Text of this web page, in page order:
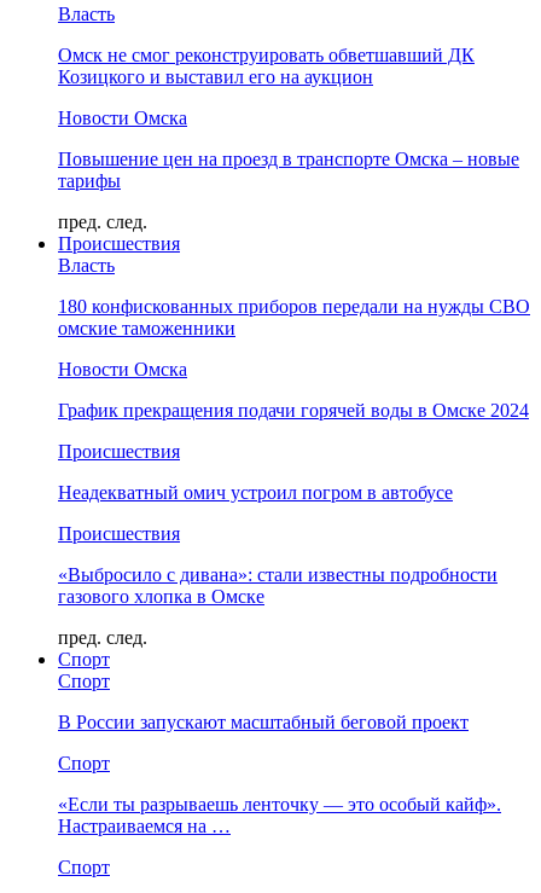
Власть
Омск не смог реконструировать обветшавший ДК
Козицкого и выставил его на аукцион
Новости Омска
Повышение цен на проезд в транспорте Омска – новые
тарифы
пред. след.
Происшествия
Власть
180 конфискованных приборов передали на нужды СВО
омские таможенники
Новости Омска
График прекращения подачи горячей воды в Омске 2024
Происшествия
Неадекватный омич устроил погром в автобусе
Происшествия
«Выбросило с дивана»: стали известны подробности
газового хлопка в Омске
пред. след.
Спорт
Спорт
В России запускают масштабный беговой проект
Спорт
«Если ты разрываешь ленточку — это особый кайф».
Настраиваемся на …
Спорт